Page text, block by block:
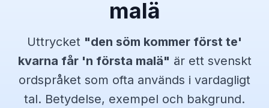
malä
Uttrycket "den söm kommer först te'
kvarna får 'n första malä" är ett svenskt
ordspråket som ofta används i vardagligt
tal. Betydelse, exempel och bakgrund.